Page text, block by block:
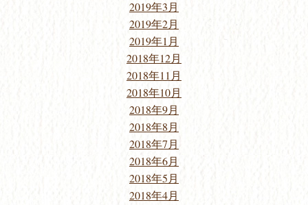
2019年3月
2019年2月
2019年1月
2018年12月
2018年11月
2018年10月
2018年9月
2018年8月
2018年7月
2018年6月
2018年5月
2018年4月